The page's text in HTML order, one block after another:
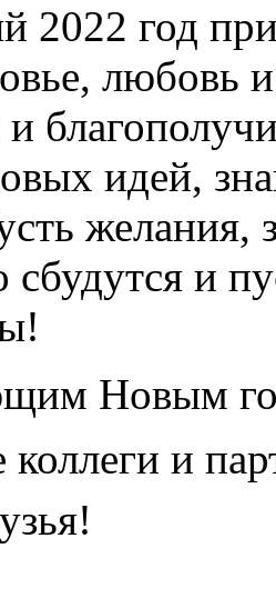
2022 год
любовь
идей,
желания,
сбудутся и
Новым
коллеги и